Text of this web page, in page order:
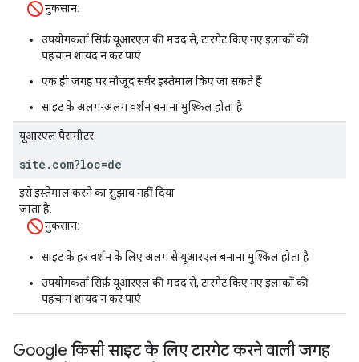
नुकसान:
उपयोगकर्ता सिर्फ़ यूआरएल की मदद से, टारगेट किए गए इलाकों की
पहचान शायद न कर पाएं
एक ही जगह पर मौजूद सर्वर इस्तेमाल किए जा सकते हैं
साइट के अलग-अलग वर्शन बनाना मुश्किल होता है
यूआरएल पैरामीटर
site.com?loc=de
इसे इस्तेमाल करने का सुझाव नहीं दिया
जाता है.
नुकसान:
साइट के हर वर्शन के लिए अलग से यूआरएल बनाना मुश्किल होता है
उपयोगकर्ता सिर्फ़ यूआरएल की मदद से, टारगेट किए गए इलाकों की
पहचान शायद न कर पाएं
Google किसी साइट के लिए टारगेट करने वाली जगह